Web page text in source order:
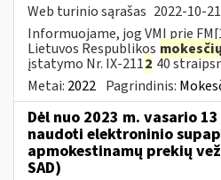
Web turinio sąrašas 2022-10-21
Informuojame, jog VMI prie
Lietuvos Respublikos mokesčių
įstatymo Nr. IX-2112 40
Metai: 2022 Pagrindinis:
Dėl nuo 2023 m. vasario
naudoti elektroninio
apmokestinamų prekių
SAD)